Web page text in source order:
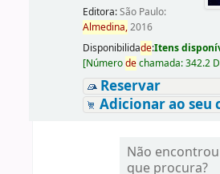
Editora:São Paulo:
Almedina,2016
Disponibilidade:Itens
[Númerodechamada:342.2
Reservar
Adicionar ao seu
Não
que procura?